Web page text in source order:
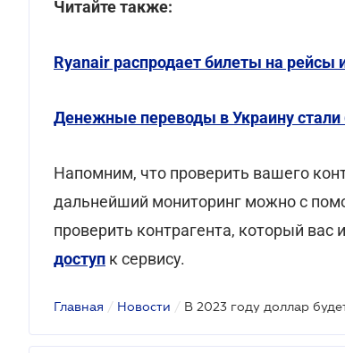
Читайте также:
Ryanair распродает билеты на рейсы
Денежные переводы в Украину стали
Напомним, что проверить вашего
дальнейший мониторинг можно с
проверить контрагента, который вас
доступ к сервису.
Главная / Новости / В 2023 году доллар